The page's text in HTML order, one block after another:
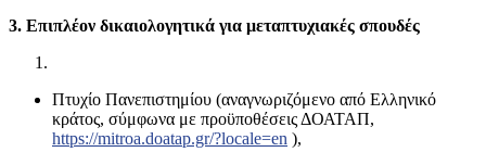
3. Επιπλέον δικαιολογητικά για μεταπτυχιακές σπουδές
Πτυχίο Πανεπιστημίου (αναγνωριζόμενο από Ελληνικό
κράτος, σύμφωνα με προϋποθέσεις ΔΟΑΤΑΠ,
https://mitroa.doatap.gr/?locale=en ),